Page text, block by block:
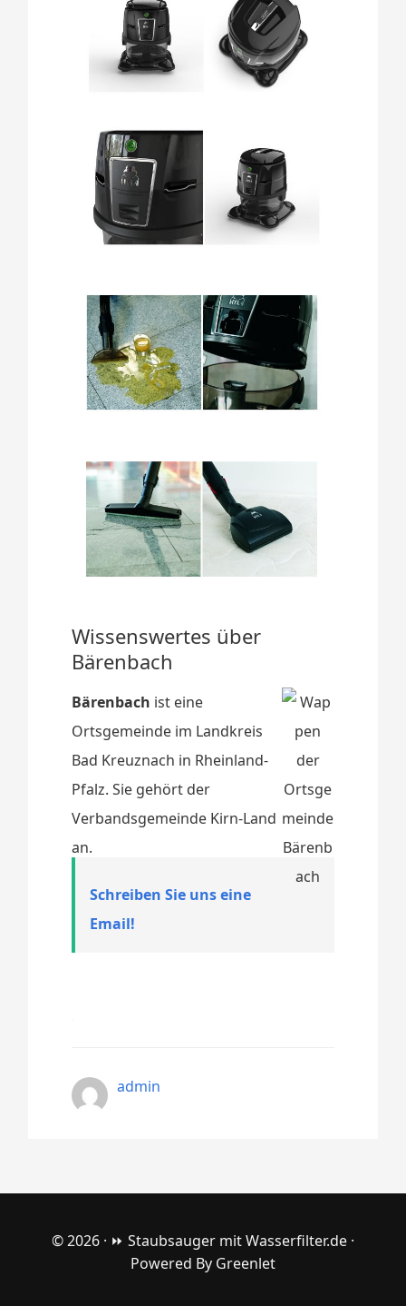
Wissenswertes über
Bärenbach
Bärenbach ist eine
Ortsgemeinde im Landkreis
Bad Kreuznach in Rheinland-
Pfalz. Sie gehört der
Verbandsgemeinde Kirn-Land
an.
Schreiben Sie uns eine
Email!
admin
© 2026 · ⏩ Staubsauger mit Wasserfilter.de ·
Powered By Greenlet